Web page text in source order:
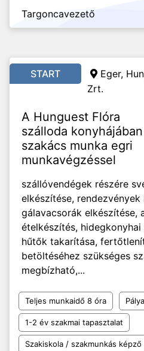
Targoncavezető
START
Eger,
Zrt.
A Hunguest Flóra
szálloda konyhájában
szakács munka egri
munkavégzéssel
szállóvendégek részére
elkészítése, rendezvények
gálavacsorák elkészítése,
ételkészítés,
hűtők takarítása,
betöltéséhez szükséges
megbízható,...
Teljes munkaidő 8 óra
1-2 év szakmai tapasztalat
Szakiskola / szakmunkás képző